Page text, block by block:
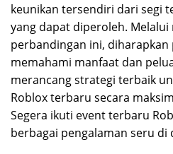
keunikan tersendiri dari segi
yang dapat diperoleh.
perbandingan ini, diharapkan
memahami manfaat dan
merancang strategi terbaik
Roblox terbaru secara
Segera ikuti event terbaru
berbagai pengalaman seru di